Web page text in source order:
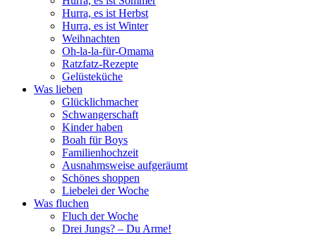
Hurra, es ist Herbst
Hurra, es ist Winter
Weihnachten
Oh-la-la-für-Omama
Ratzfatz-Rezepte
Gelüsteküche
Was lieben
Glücklichmacher
Schwangerschaft
Kinder haben
Boah für Boys
Familienhochzeit
Ausnahmsweise aufgeräumt
Schönes shoppen
Liebelei der Woche
Was fluchen
Fluch der Woche
Drei Jungs? – Du Arme!